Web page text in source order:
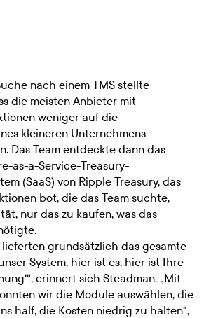
nach einem TMS stellte
die meisten Anbieter mit
weniger auf die
kleineren Unternehmens
Das Team entdeckte dann das
as-a-Service-Treasury-
(SaaS) von Ripple Treasury, das
bot, die das Team suchte,
nur das zu kaufen, was das
grundsätzlich das gesamte
System, hier ist es, hier ist Ihre
erinnert sich Steadman. „Mit
wir die Module auswählen, die
half, die Kosten niedrig zu halten“,